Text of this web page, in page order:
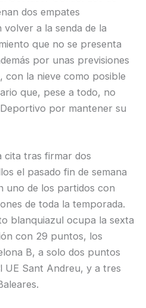
dos empates
a la senda de la
que no se presenta
por unas previsiones
con la nieve como posible
que, pese a todo, no
por mantener su
cita tras firmar dos
el pasado fin de semana
uno de los partidos con
de toda la temporada.
blanquiazul ocupa la sexta
con 29 puntos, los
B, a solo dos puntos
UE Sant Andreu, y a tres